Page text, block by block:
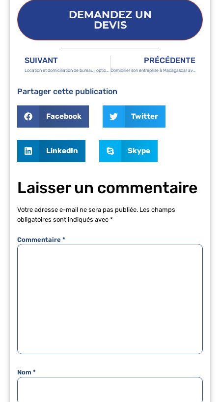
DEMANDEZ UN
DEVIS
SUIVANT PRÉCÉDENTE
Domicilier son entreprise à Madagascar avec succès
Partager cette publication
Facebook Twitter
LinkedIn Skype
Laisser un commentaire
Votre adresse e-mail ne sera pas publiée. Les champs
obligatoires sont indiqués avec *
Commentaire *
Nom *